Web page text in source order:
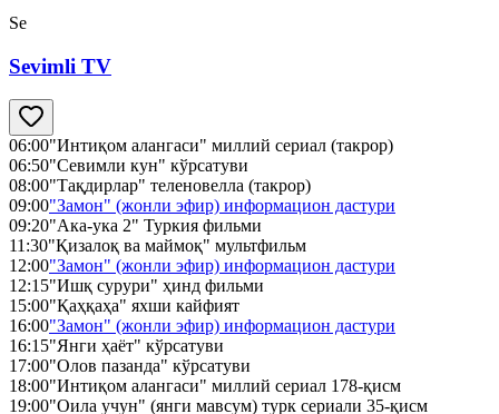
Se
Sevimli TV
06:00"Интиқом алангаси" миллий сериал (такрор)
06:50"Севимли кун" кўрсатуви
08:00"Тақдирлар" теленовелла (такрор)
09:00"Замон" (жонли эфир) информацион дастури
09:20"Ака-ука 2" Туркия фильми
11:30"Қизалоқ ва маймоқ" мультфильм
12:00"Замон" (жонли эфир) информацион дастури
12:15"Ишқ сурури" ҳинд фильми
15:00"Қаҳқаҳа" яхши кайфият
16:00"Замон" (жонли эфир) информацион дастури
16:15"Янги ҳаёт" кўрсатуви
17:00"Олов пазанда" кўрсатуви
18:00"Интиқом алангаси" миллий сериал 178-қисм
19:00"Оила учун" (янги мавсум) турк сериали 35-қисм